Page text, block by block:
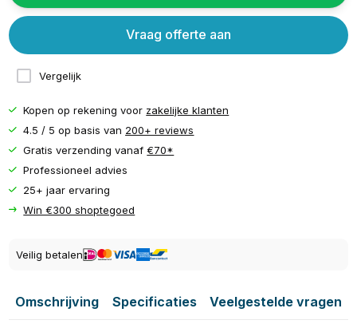
Vergelijk
Vraag offerte aan
Kopen op rekening voor zakelijke klanten
4.5 / 5 op basis van 200+ reviews
Gratis verzending vanaf€70*
Professioneel advies
25+ jaar ervaring
Win €300 shoptegoed
Veilig betalen
Omschrijving Specificaties Veelgestelde vragen